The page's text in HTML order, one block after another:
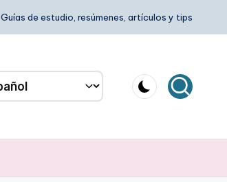
Guías de estudio, resúmenes, artículos y tips